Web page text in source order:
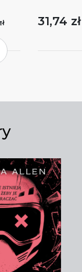
31,74 zł